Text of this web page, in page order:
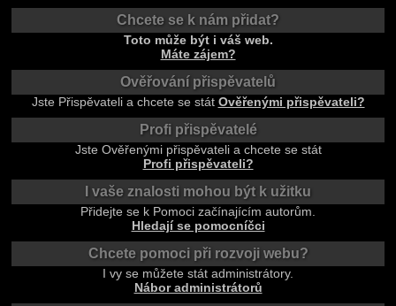
Chcete se k nám přidat?
Toto může být i váš web.
Máte zájem?
Ověřování přispěvatelů
Jste Přispěvateli a chcete se stát Ověřenými přispěvateli?
Profi přispěvatelé
Jste Ověřenými přispěvateli a chcete se stát
Profi přispěvateli?
I vaše znalosti mohou být k užitku
Přidejte se k Pomoci začínajícím autorům.
Hledají se pomocníčci
Chcete pomoci při rozvoji webu?
I vy se můžete stát administrátory.
Nábor administrátorů